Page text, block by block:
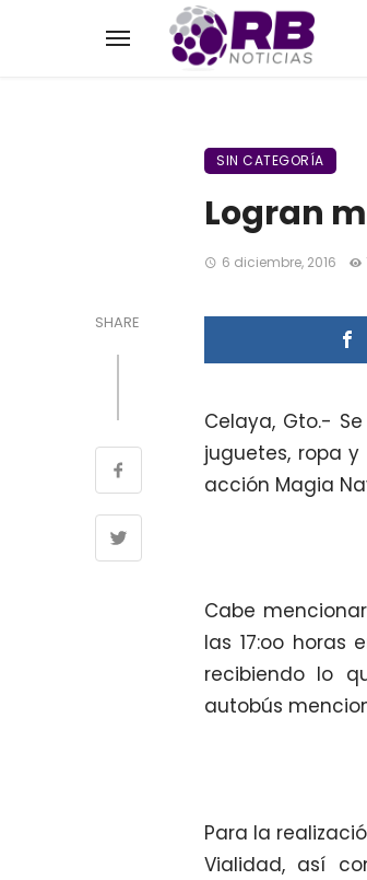
SIN CATEGORÍA
Logran
6 diciembre, 2016
SHARE
Celaya, Gto.-
juguetes, ropa
acción Magia
Cabe
las 17:oo horas
recibiendo lo
autobús
Para la
Vialidad, así